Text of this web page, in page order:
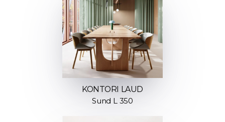
KONTORI LAUD
Sund L 350